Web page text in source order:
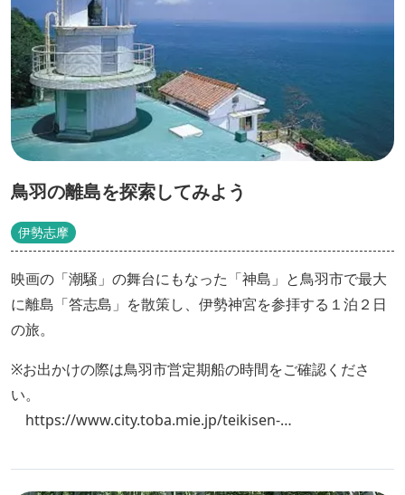
鳥羽の離島を探索してみよう
伊勢志摩
映画の「潮騒」の舞台にもなった「神島」と鳥羽市で最大
に離島「答志島」を散策し、伊勢神宮を参拝する１泊２日
の旅。
※お出かけの際は鳥羽市営定期船の時間をご確認くださ
い。
https://www.city.toba.mie.jp/teikisen-